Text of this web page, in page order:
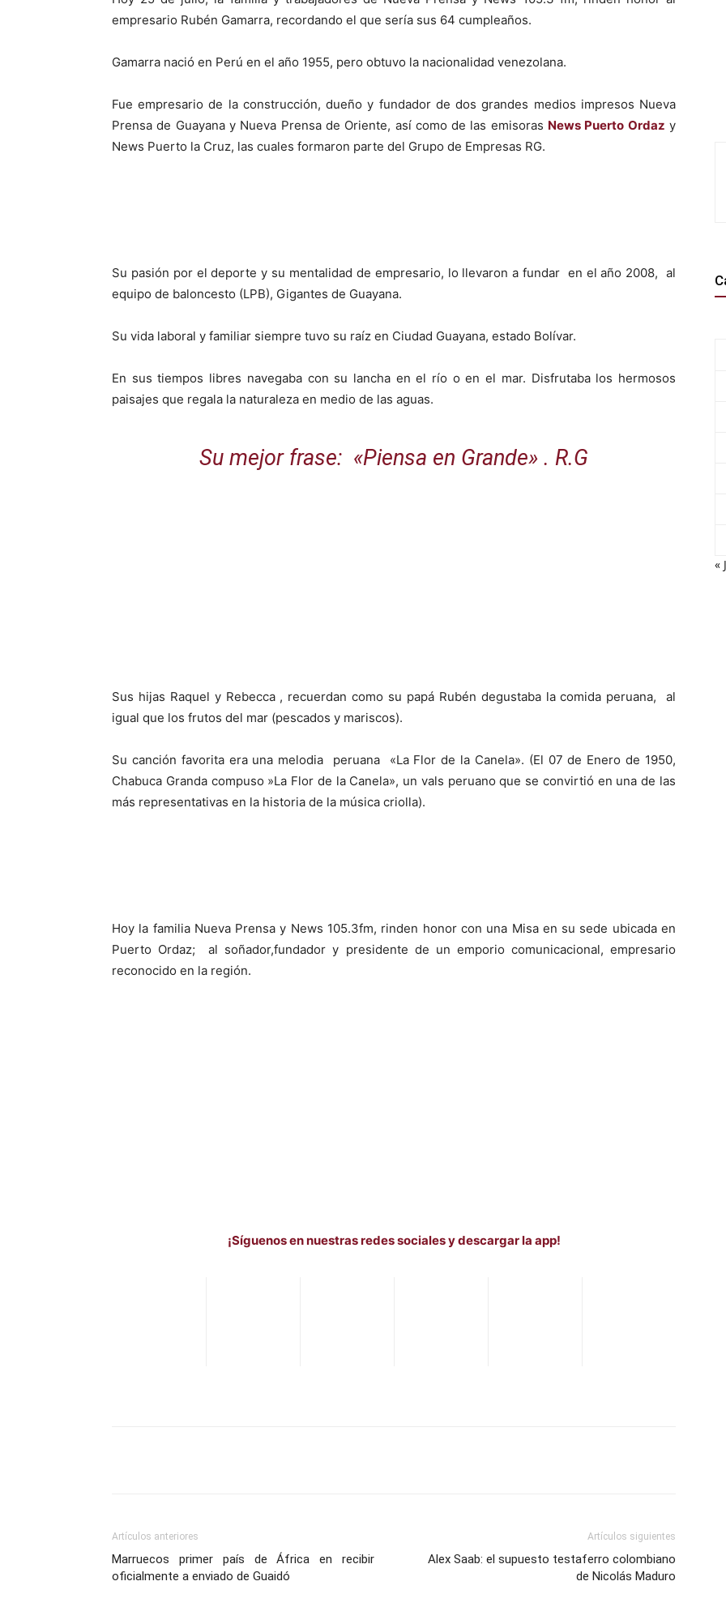
empresario Rubén Gamarra, recordando el que sería sus 64 cumpleaños.
Gamarra nació en Perú en el año 1955, pero obtuvo la nacionalidad venezolana.
Fue empresario de la construcción, dueño y fundador de dos grandes medios impresos Nueva
Prensa de Guayana y Nueva Prensa de Oriente, así como de las emisoras News Puerto Ordaz y
News Puerto la Cruz, las cuales formaron parte del Grupo de Empresas RG.
Su pasión por el deporte y su mentalidad de empresario, lo llevaron a fundar en el año 2008, al
equipo de baloncesto (LPB), Gigantes de Guayana.
Su vida laboral y familiar siempre tuvo su raíz en Ciudad Guayana, estado Bolívar.
En sus tiempos libres navegaba con su lancha en el río o en el mar. Disfrutaba los hermosos
paisajes que regala la naturaleza en medio de las aguas.
Su mejor frase: «Piensa en Grande» . R.G
Sus hijas Raquel y Rebecca , recuerdan como su papá Rubén degustaba la comida peruana, al
igual que los frutos del mar (pescados y mariscos).
Su canción favorita era una melodia peruana «La Flor de la Canela». (El 07 de Enero de 1950,
Chabuca Granda compuso »La Flor de la Canela», un vals peruano que se convirtió en una de las
más representativas en la historia de la música criolla).
Hoy la familia Nueva Prensa y News 105.3fm, rinden honor con una Misa en su sede ubicada en
Puerto Ordaz; al soñador,fundador y presidente de un emporio comunicacional, empresario
reconocido en la región.
¡Síguenos en nuestras redes sociales y descargar la app!
Artículos anteriores
Marruecos primer país de África en recibir
oficialmente a enviado de Guaidó
Artículos siguientes
Alex Saab: el supuesto testaferro colombiano
de Nicolás Maduro
«